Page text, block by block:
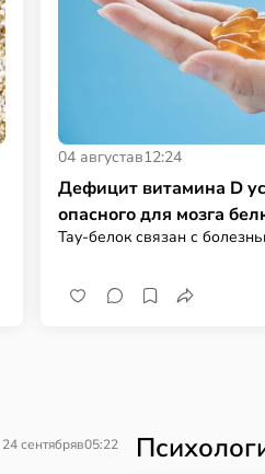
04 августав12:24
Дефицит витамина D
опасного для мозга
Тау-белок связан с
24 сентябряв05:22